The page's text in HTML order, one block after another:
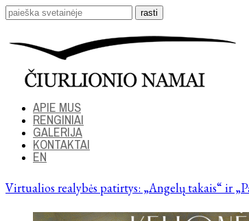
APIE MUS
RENGINIAI
GALERIJA
KONTAKTAI
EN
Virtualios realybės patirtys: „Angelų takais“ ir